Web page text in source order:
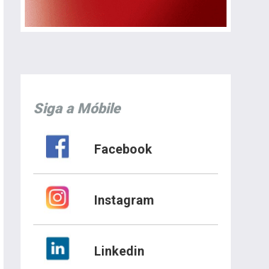
Siga a Móbile
Facebook
Instagram
Linkedin